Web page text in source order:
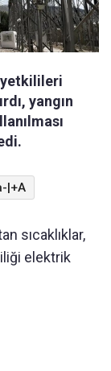
yetkilileri
yangın
|+A
sıcaklıklar,
elektrik